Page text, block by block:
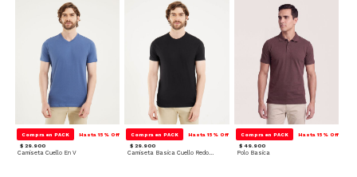
Compra en PACK Hasta 15% Off
$ 29.900
Camiseta Cuello En V
Compra en PACK Hasta 15% Off
$ 29.900
Camiseta Basica Cuello Redondo
Compra en PACK Hasta 15% Off
$ 49.900
Polo Basica